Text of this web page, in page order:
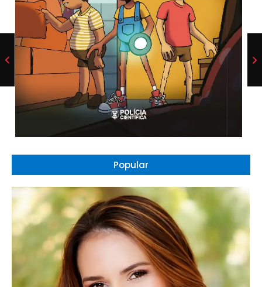
Popular